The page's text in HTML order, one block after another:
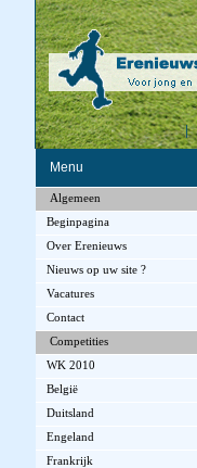
|
Menu
Algemeen
Beginpagina
Over Erenieuws
Nieuws op uw site ?
Vacatures
Contact
Competities
WK 2010
België
Duitsland
Engeland
Frankrijk